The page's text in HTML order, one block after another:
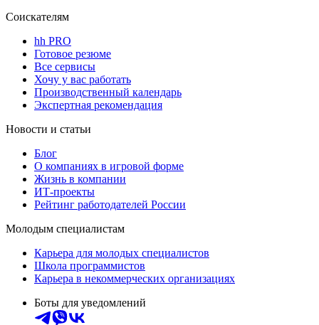
Соискателям
hh PRO
Готовое резюме
Все сервисы
Хочу у вас работать
Производственный календарь
Экспертная рекомендация
Новости и статьи
Блог
О компаниях в игровой форме
Жизнь в компании
ИТ-проекты
Рейтинг работодателей России
Молодым специалистам
Карьера для молодых специалистов
Школа программистов
Карьера в некоммерческих организациях
Боты для уведомлений